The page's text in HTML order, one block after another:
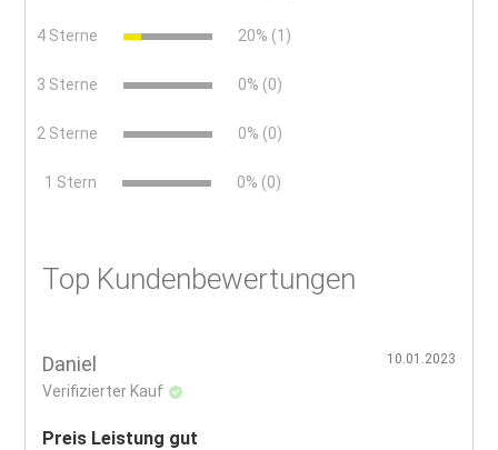
4 Sterne 20% (1)
3 Sterne 0% (0)
2 Sterne 0% (0)
1 Stern 0% (0)
Top Kundenbewertungen
Daniel
Verifizierter Kauf
10.01.2023
Preis Leistung gut